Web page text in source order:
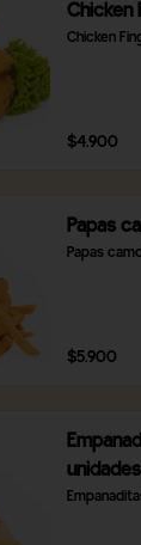
Chicken
Chicken
$4.900
Papas
Papas
$5.900